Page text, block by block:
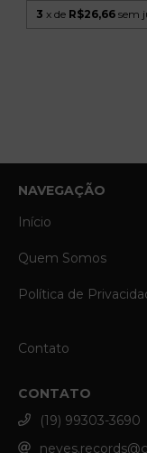
3 x de R$26,66 sem
NAVEGAÇÃO
Início
Quem Somos
Política de
Contato
CONTATO
(19) 99303-3690